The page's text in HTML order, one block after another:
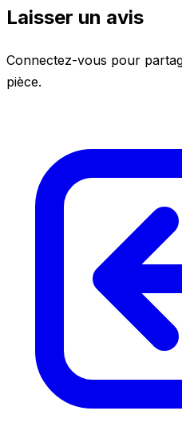
Laisser un avis
Connectez-vous pour
pièce.